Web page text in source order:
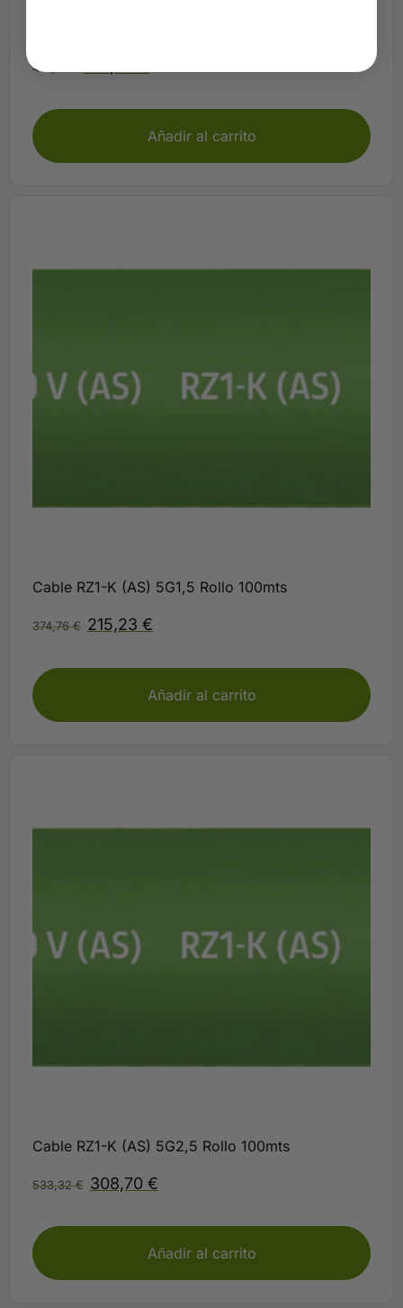
441,12
Añadir al carrito
Cable RZ1-K (AS) 5G1,5 Rollo 100mts
374,76€ 215,23 €
Añadir al carrito
Cable RZ1-K (AS) 5G2,5 Rollo 100mts
533,32€ 308,70 €
Añadir al carrito